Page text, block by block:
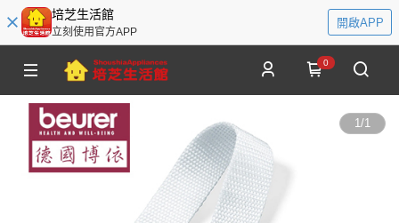
培芝生活館
立刻使用官方APP
開啟APP
0
1/1